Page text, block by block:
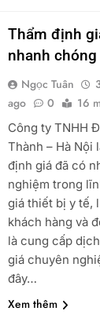
Thẩm định
nhanh chóng
Ngọc Tuân
ago
0 16
Công ty TNHH
Thành – Hà Nội
định giá đã có
nghiệm trong
giá thiết bị y tế,
khách hàng và
là cung cấp
giá chuyên
đây…
Xem thêm